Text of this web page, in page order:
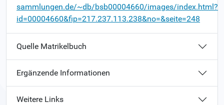
sammlungen.de/~db/bsb00004660/images/index.html?
id=00004660&fip=217.237.113.238&no=&seite=248
Quelle Matrikelbuch
Ergänzende Informationen
Weitere Links